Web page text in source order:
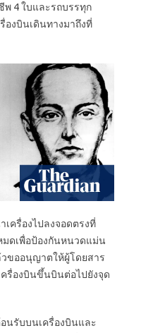
พ 4 ใบและรถบรรทุก
องบินเดินทางมาถึงที่
เครื่องไปลงจอดตรงที่
มดเพื่อป้องกันหนวดแม่น
วขออนุญาตให้ผู้โดยสาร
รื่องบินขึ้นบินต่อไปยังจุด
รับบนเครื่องบินและ